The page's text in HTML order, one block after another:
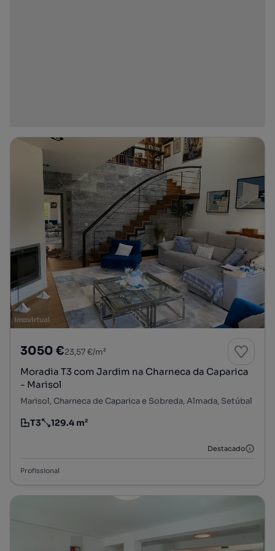
3050 €23,57 €/m²
Moradia T3 com Jardim na Charneca da Caparica
- Marisol
Marisol, Charneca de Caparica e Sobreda, Almada, Setúbal
Tipologia
T3
Preço por metro quadrado
129.4 m²
Destacado
Profissional